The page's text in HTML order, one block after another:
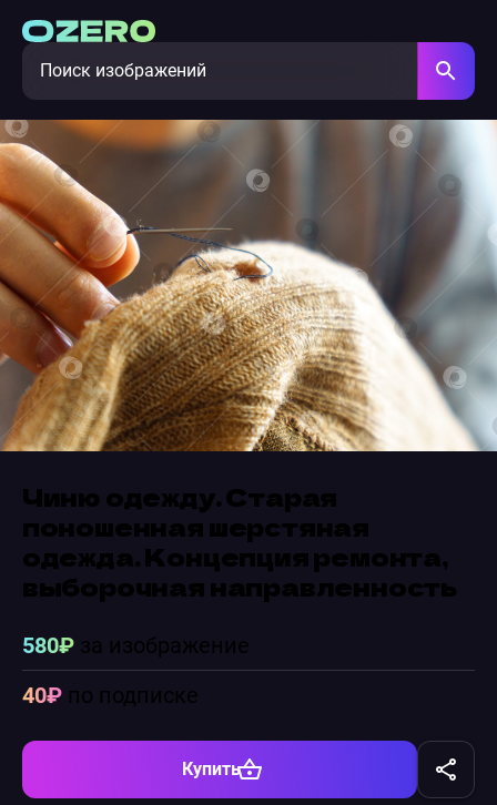
Чиню одежду. Старая
поношенная шерстяная
одежда. Концепция ремонта,
выборочная направленность
580₽за изображение
40₽по подписке
Купить